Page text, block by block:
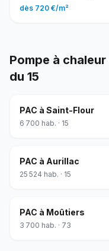
dès 720 €/m²
Pompe à chaleur
du 15
PAC à Saint-Flour
6 700 hab. · 15
PAC à Aurillac
25 524 hab. · 15
PAC à Moûtiers
3 700 hab. · 73